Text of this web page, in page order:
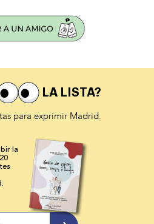
LA LISTA?
para exprimir Madrid.
la